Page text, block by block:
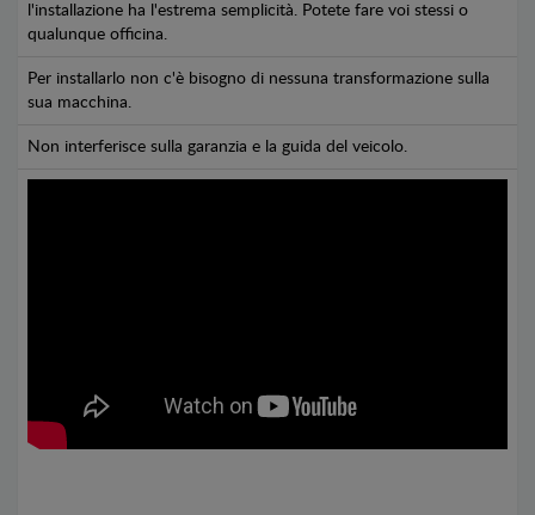
l'installazione ha l'estrema semplicità. Potete fare voi stessi o
qualunque officina.
Per installarlo non c'è bisogno di nessuna transformazione sulla
sua macchina.
Non interferisce sulla garanzia e la guida del veicolo.